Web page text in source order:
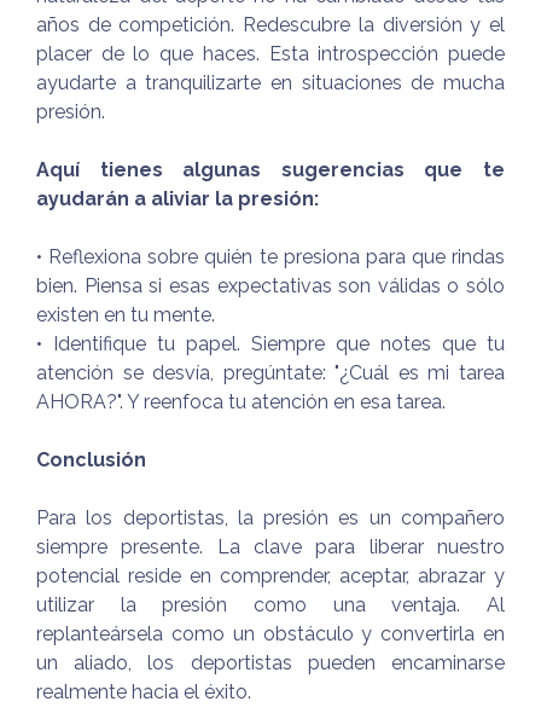
años de competición. Redescubre la diversión y el
placer de lo que haces. Esta introspección puede
ayudarte a tranquilizarte en situaciones de mucha
presión.
Aquí tienes algunas sugerencias que te
ayudarán a aliviar la presión:
• Reflexiona sobre quién te presiona para que rindas
bien. Piensa si esas expectativas son válidas o sólo
existen en tu mente.
• Identifique tu papel. Siempre que notes que tu
atención se desvía, pregúntate: "¿Cuál es mi tarea
AHORA?". Y reenfoca tu atención en esa tarea.
Conclusión
Para los deportistas, la presión es un compañero
siempre presente. La clave para liberar nuestro
potencial reside en comprender, aceptar, abrazar y
utilizar la presión como una ventaja. Al
replanteársela como un obstáculo y convertirla en
un aliado, los deportistas pueden encaminarse
realmente hacia el éxito.